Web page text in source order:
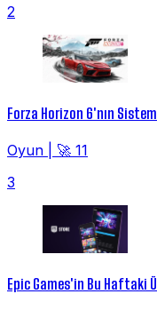
2
Forza Horizon 6'nın
Oyun
🚀 11
3
Epic Games'in Bu Haftaki